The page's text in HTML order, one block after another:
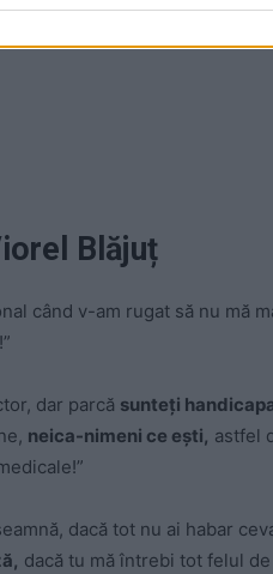
Blăjuț
când v-am rugat să nu mă
dar parcă sunteţi
neica-nimeni ce eşti, astfel
dacă tot nu ai habar
dacă tu mă întrebi tot felul